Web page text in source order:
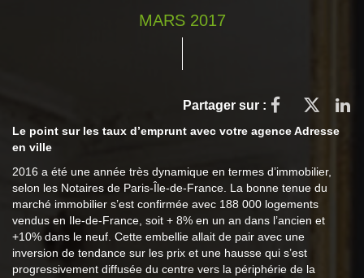
MARS 2017
Partager sur :
Le point sur les taux d’emprunt avec votre agence Adresse
en ville
2016 a été une année très dynamique en termes d’immobilier,
selon les Notaires de Paris-Île-de-France. La bonne tenue du
marché immobilier s’est confirmée avec 188 000 logements
vendus en Ile-de-France, soit + 8% en un an dans l’ancien et
+10% dans le neuf. Cette embellie allait de pair avec une
inversion de tendance sur les prix et une hausse qui s’est
progressivement diffusée du centre vers la périphérie de la